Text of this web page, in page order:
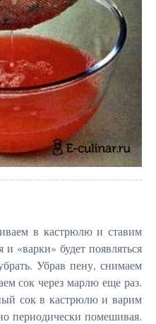
в кастрюлю и ставим
«варки» будет появляться
Убрав пену, снимаем
сок через марлю еще раз.
сок в кастрюлю и варим
периодически помешивая.